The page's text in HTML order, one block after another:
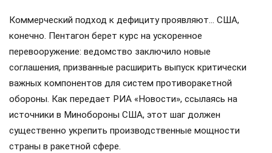
Коммерческий подход к дефициту проявляют… США,
конечно. Пентагон берет курс на ускоренное
перевооружение: ведомство заключило новые
соглашения, призванные расширить выпуск критически
важных компонентов для систем противоракетной
обороны. Как передает РИА «Новости», ссылаясь на
источники в Минобороны США, этот шаг должен
существенно укрепить производственные мощности
страны в ракетной сфере.